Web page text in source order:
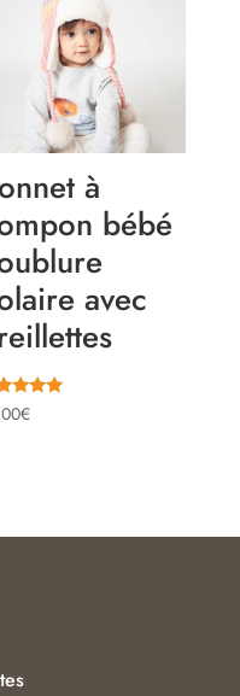
à
bébé
avec
€